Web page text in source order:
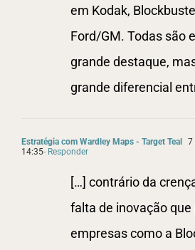
em Kodak,
Ford/GM. Todas são
grande destaque,
grande diferencial
Estratégia com Wardley Maps - Target Teal 7
14:35- Responder
[…] contrário da
falta de inovação que
empresas como a